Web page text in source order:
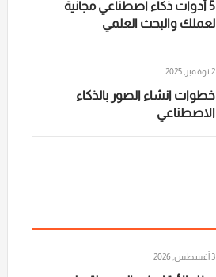
5 أدوات ذكاء اصطناعي مجانية
لعملك والبحث العلمي
2 نوفمبر, 2025
خطوات انشاء الصور بالذكاء
الاصطناعي
3 أغسطس, 2026